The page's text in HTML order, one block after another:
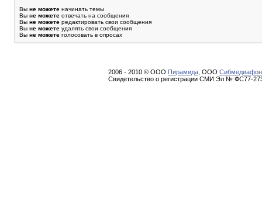
Вы не можете начинать темы
Вы не можете отвечать на сообщения
Вы не можете редактировать свои сообщения
Вы не можете удалять свои сообщения
Вы не можете голосовать в опросах
2006 - 2010 © ООО Пирамида , ООО Сибмедиафон
Свидетельство о регистрации СМИ Эл № ФС77-